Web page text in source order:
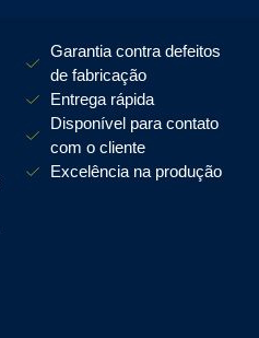
Garantia contra defeitos
de fabricação
Entrega rápida
Disponível para contato
com o cliente
Excelência na produção